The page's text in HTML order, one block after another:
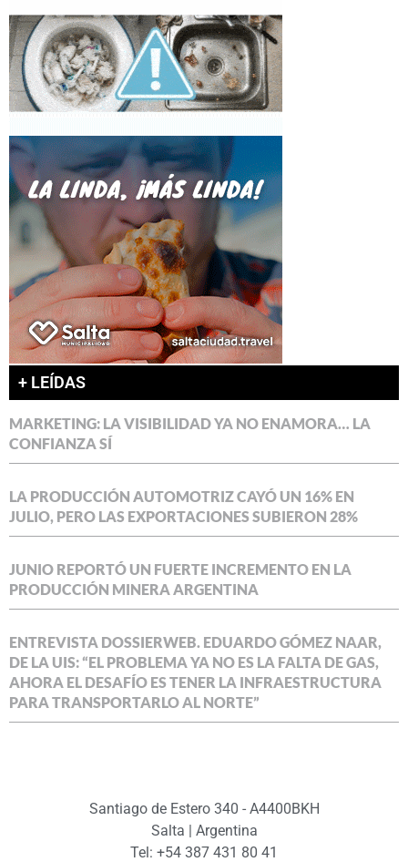
+ LEÍDAS
MARKETING: LA VISIBILIDAD YA NO ENAMORA… LA
CONFIANZA SÍ
LA PRODUCCIÓN AUTOMOTRIZ CAYÓ UN 16% EN
JULIO, PERO LAS EXPORTACIONES SUBIERON 28%
JUNIO REPORTÓ UN FUERTE INCREMENTO EN LA
PRODUCCIÓN MINERA ARGENTINA
ENTREVISTA DOSSIERWEB. EDUARDO GÓMEZ NAAR,
DE LA UIS: “EL PROBLEMA YA NO ES LA FALTA DE GAS,
AHORA EL DESAFÍO ES TENER LA INFRAESTRUCTURA
PARA TRANSPORTARLO AL NORTE”
Santiago de Estero 340 - A4400BKH
Salta | Argentina
Tel: +54 387 431 80 41